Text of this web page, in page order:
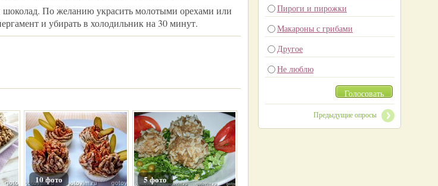
По желанию украсить молотыми орехами или
и убирать в холодильник на 30 минут.
10 фото 5 фото
Пироги и пирожки
Макароны с грибами
Другое
Не люблю
Голосовать
Предыдущие опросы